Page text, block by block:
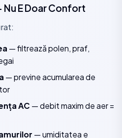
E Doar Confort
— filtrează polen, praf,
— previne acumularea de
AC — debit maxim de aer =
— umiditatea e